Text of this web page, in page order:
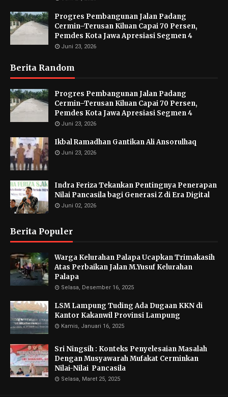
Progres Pembangunan Jalan Padang
Cermin–Terusan Kiluan Capai 70 Persen,
Pemdes Kota Jawa Apresiasi Segmen 4
Juni 23, 2026
Berita Random
Progres Pembangunan Jalan Padang
Cermin–Terusan Kiluan Capai 70 Persen,
Pemdes Kota Jawa Apresiasi Segmen 4
Juni 23, 2026
Ikbal Ramadhan Gantikan Ali Ansorulhaq
Juni 23, 2026
Indra Feriza Tekankan Pentingnya Penerapan
Nilai Pancasila bagi Generasi Z di Era Digital
Juni 02, 2026
Berita Populer
Warga Kelurahan Palapa Ucapkan Trimakasih
Atas Perbaikan Jalan M.Yusuf Kelurahan
Palapa
Selasa, Desember 16, 2025
LSM Lampung Tuding Ada Dugaan KKN di
Kantor Kakanwil Provinsi Lampung
Kamis, Januari 16, 2025
Sri Ningsih : Konteks Penyelesaian Masalah
Dengan Musyawarah Mufakat Cerminkan
Nilai-Nilai Pancasila
Selasa, Maret 25, 2025